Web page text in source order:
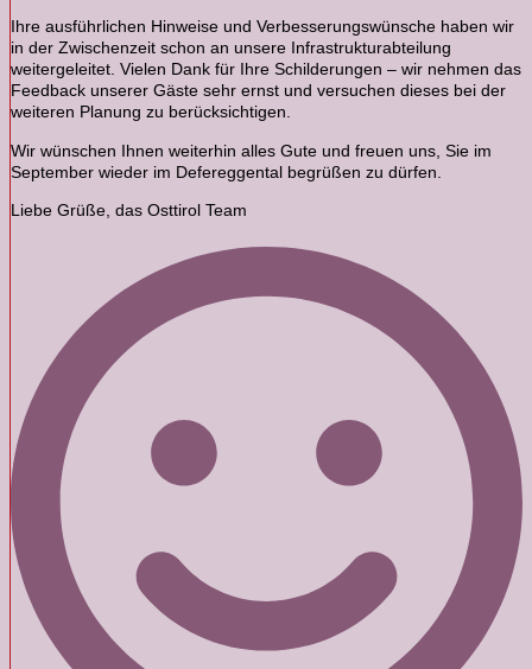
Ihre ausführlichen Hinweise und Verbesserungswünsche haben wir
in der Zwischenzeit schon an unsere Infrastrukturabteilung
weitergeleitet. Vielen Dank für Ihre Schilderungen – wir nehmen das
Feedback unserer Gäste sehr ernst und versuchen dieses bei der
weiteren Planung zu berücksichtigen.
Wir wünschen Ihnen weiterhin alles Gute und freuen uns, Sie im
September wieder im Defereggental begrüßen zu dürfen.
Liebe Grüße, das Osttirol Team